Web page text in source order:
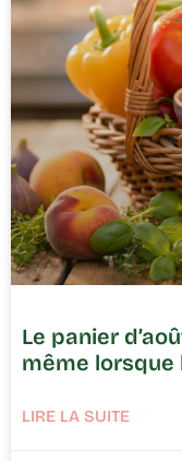
Le panier
même lorsque
LIRE LA SUITE